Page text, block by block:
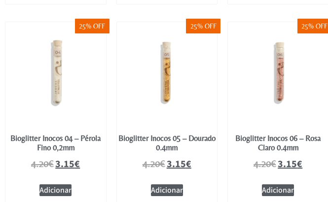
25% OFF
Bioglitter Inocos 04 – Pérola
Fino 0,2mm
4.20€3.15€
Adicionar
25% OFF
Bioglitter Inocos 05 – Dourado
0.4mm
4.20€3.15€
Adicionar
25% OFF
Bioglitter Inocos 06 – Rosa
Claro 0.4mm
4.20€3.15€
Adicionar